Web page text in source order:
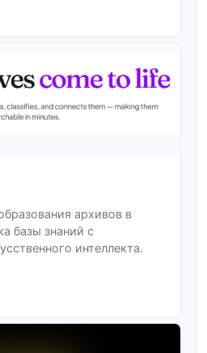
архивов в
базы знаний с
интеллекта.